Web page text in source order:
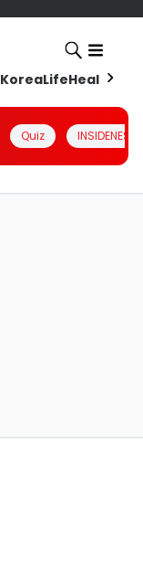
KoreaLifeHealth
Quiz INSIDENESIA